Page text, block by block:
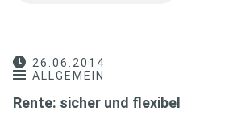
26.06.2014
ALLGEMEIN
Rente: sicher und flexibel